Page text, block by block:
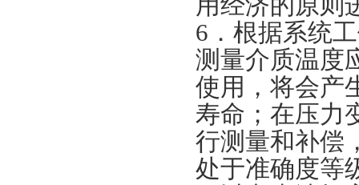
用经济的原则
6．根据系统
测量介质温度
使用，将会产
寿命；在压力
行测量和补偿
处于准确度等